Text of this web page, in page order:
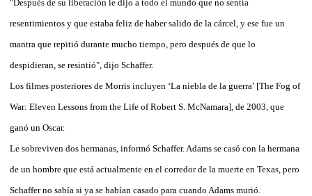
"Después de su liberación le dijo a todo el mundo que no sentía
resentimientos y que estaba feliz de haber salido de la cárcel, y ese fue un
mantra que repitió durante mucho tiempo, pero después de que lo
despidieran, se resintió", dijo Schaffer.
Los filmes posteriores de Morris incluyen ‘La niebla de la guerra’ [The Fog of
War: Eleven Lessons from the Life of Robert S. McNamara], de 2003, que
ganó un Oscar.
Le sobreviven dos hermanas, informó Schaffer. Adams se casó con la hermana
de un hombre que está actualmente en el corredor de la muerte en Texas, pero
Schaffer no sabía si ya se habían casado para cuando Adams murió.